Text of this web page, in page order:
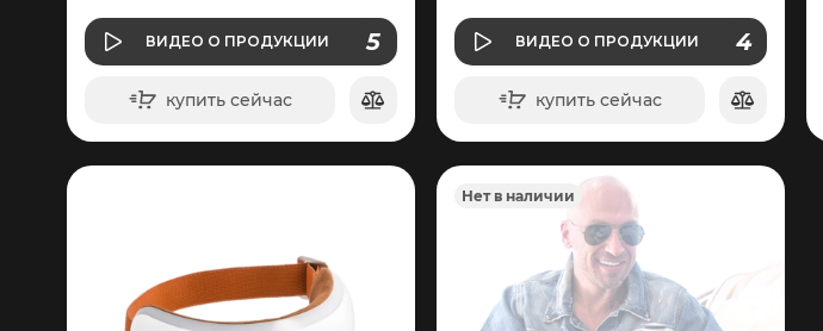
ВИДЕО О ПРОДУКЦИИ
ВИДЕО
О ПРОДУКЦИИ 5
купить сейчас
в корзину
ВИДЕО О ПРОДУКЦИИ
ВИДЕО
О ПРОДУКЦИИ 4
купить сейчас
в корзину
297
Нет в наличии